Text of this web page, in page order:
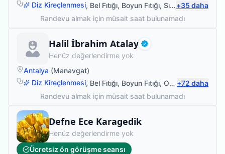
Diz Kireçlenmesi, Bel Fıtığı, Boyun Fıtığı, Sırt Ağrısı +35 daha
Randevu almak için müsait saat bulunamadı
Halil İbrahim Atalay Doğrulanmış
Fizyoterapist
Henüz değerlendirme yok
Antalya (Manavgat)
Diz Kireçlenmesi, Bel Fıtığı, Boyun Fıtığı, Omuz Bağ Yaralanması +72 daha
Randevu almak için müsait saat bulunamadı
Defne Ece Karagedik
Fizyoterapist
Henüz değerlendirme yok
Ücretsiz ön görüşme seansı